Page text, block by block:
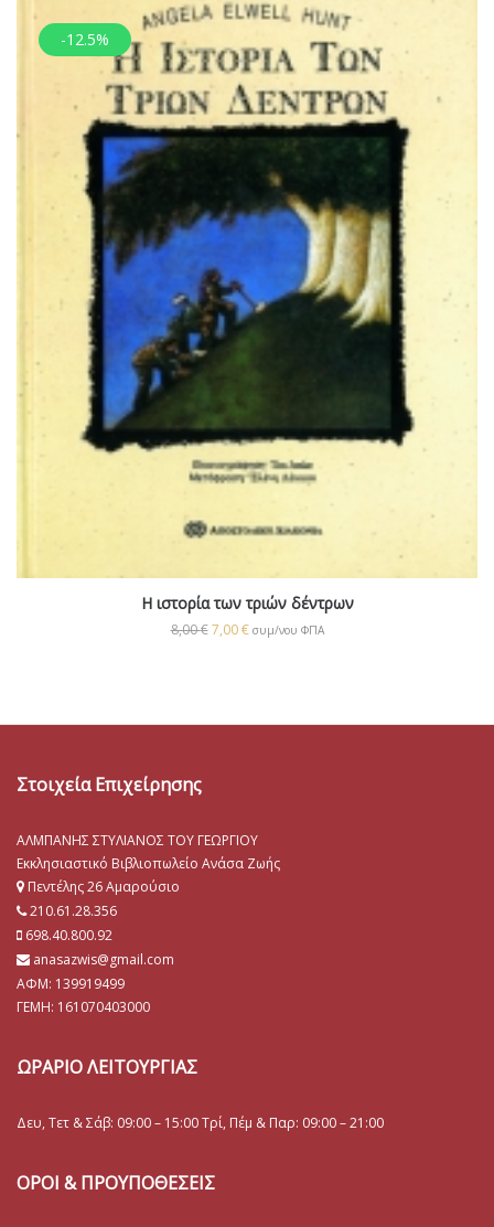
-12.5%
Η ιστορία των τριών δέντρων
8,00€ 7,00€ συμ/νου ΦΠΑ
Στοιχεία Επιχείρησης
ΑΛΜΠΑΝΗΣ ΣΤΥΛΙΑΝΟΣ ΤΟΥ ΓΕΩΡΓΙΟΥ
Εκκλησιαστικό Βιβλιοπωλείο Ανάσα Ζωής
Πεντέλης 26 Αμαρούσιο
210.61.28.356
698.40.800.92
anasazwis@gmail.com
ΑΦΜ: 139919499
ΓΕΜΗ: 161070403000
ΩΡΑΡΙΟ ΛΕΙΤΟΥΡΓΙΑΣ
Δευ, Τετ & Σάβ: 09:00 – 15:00 Τρί, Πέμ & Παρ: 09:00 – 21:00
ΟΡΟΙ & ΠΡΟΥΠΟΘΕΣΕΙΣ